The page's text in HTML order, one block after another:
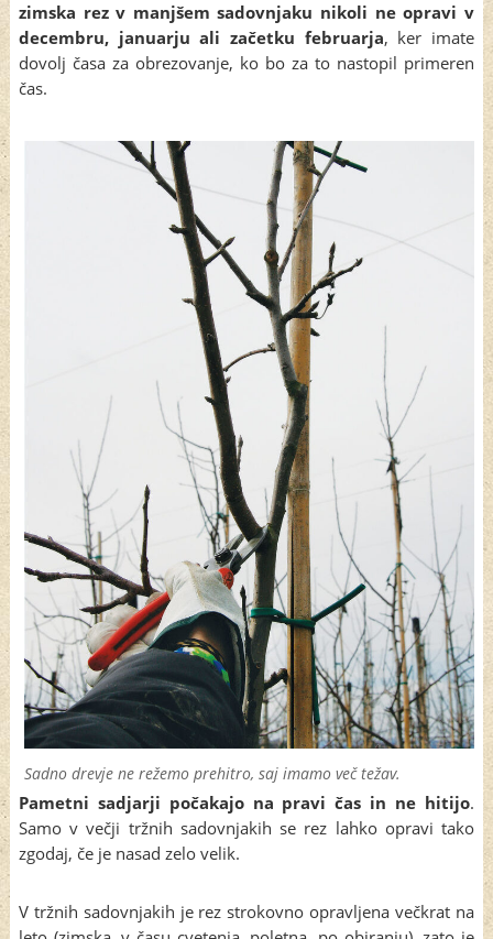
zimska rez v manjšem sadovnjaku nikoli ne opravi v
decembru, januarju ali začetku februarja, ker imate
dovolj časa za obrezovanje, ko bo za to nastopil primeren
čas.
Sadno drevje ne režemo prehitro, saj imamo več težav.
Pametni sadjarji počakajo na pravi čas in ne hitijo.
Samo v večji tržnih sadovnjakih se rez lahko opravi tako
zgodaj, če je nasad zelo velik.
V tržnih sadovnjakih je rez strokovno opravljena večkrat na